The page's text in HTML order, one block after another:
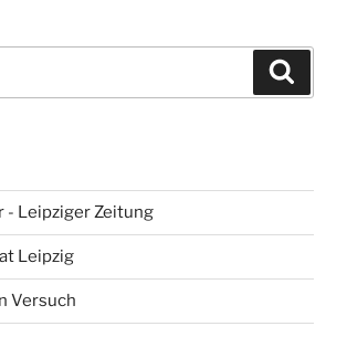
- Leipziger Zeitung
Leipzig
Versuch